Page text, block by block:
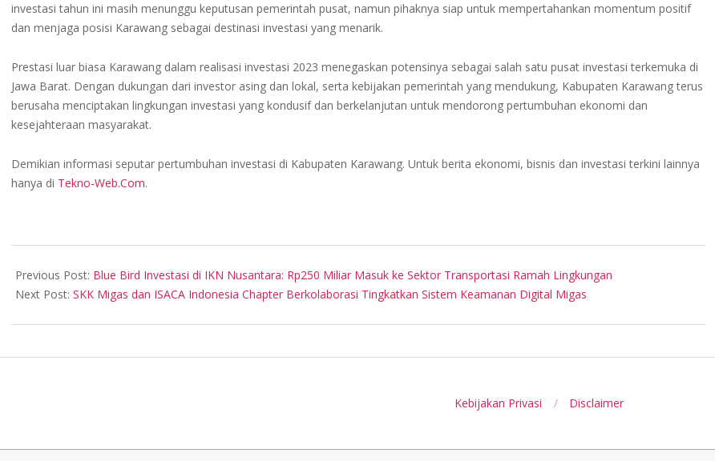
investasi tahun ini masih menunggu keputusan pemerintah pusat, namun pihaknya siap untuk mempertahankan momentum positif
dan menjaga posisi Karawang sebagai destinasi investasi yang menarik.
Prestasi luar biasa Karawang dalam realisasi investasi 2023 menegaskan potensinya sebagai salah satu pusat investasi terkemuka di
Jawa Barat. Dengan dukungan dari investor asing dan lokal, serta kebijakan pemerintah yang mendukung, Kabupaten Karawang terus
berusaha menciptakan lingkungan investasi yang kondusif dan berkelanjutan untuk mendorong pertumbuhan ekonomi dan
kesejahteraan masyarakat.
Demikian informasi seputar pertumbuhan investasi di Kabupaten Karawang. Untuk berita ekonomi, bisnis dan investasi terkini lainnya
hanya di Tekno-Web.Com.
02-
01
Previous Post: Blue Bird Investasi di IKN Nusantara: Rp250 Miliar Masuk ke Sektor Transportasi Ramah Lingkungan
Next Post: SKK Migas dan ISACA Indonesia Chapter Berkolaborasi Tingkatkan Sistem Keamanan Digital Migas
Kebijakan Privasi Disclaimer